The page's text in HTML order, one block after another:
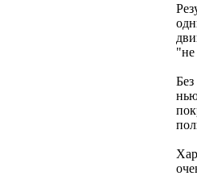
"не